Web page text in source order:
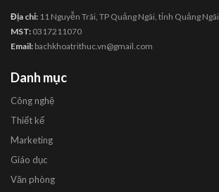
Địa chỉ: 11 Nguyễn Trãi, TP Quảng Ngãi, tỉnh Quảng Ngãi
MST: 0317211070
Email: bachkhoatrithuc.vn@gmail.com
Danh mục
Công nghệ
Thiết kế
Marketing
Giáo dục
Văn phòng